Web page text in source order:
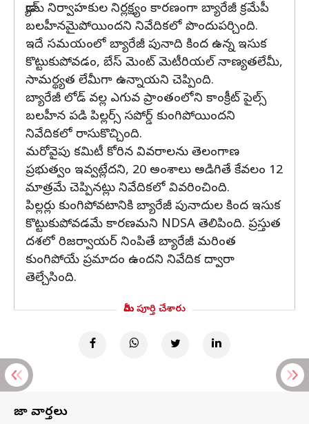
డ్యామ్ నిర్వాహకుల నిర్లక్ష్యం కారణంగా బ్యారేజీ క్రమేపీ
బలహీనమైపోయిందని నివేదికలో పొందుపర్చింది.
ఇదే సమయంలో బ్యారేజీ పునాది కింద ఉన్న ఇసుక
కొట్టుకుపోవడం, బేస్ మెంట్ మెటీరియల్ నాణ్యతలేమీ,
సామర్థ్యత లేమీగా ఉన్నాయని చెప్పింది.
బ్యారేజీ లోడ్ వల్ల ఎగువ ప్రాంతంలోని కాంక్రీట్ పైల్స్
బలహీన పడి పిల్లర్స్ సపోర్డ్ కుంగిపోయిందని
నివేదికలో రాసుకొచ్చింది.
మరోవైపు కమిటీ కోరిన వివరాలను తెలంగాణ
ప్రభుత్వం ఇవ్వట్లేదని, 20 అంశాలు అడిగితే కేవలం 12
మాత్రమే చెప్పినట్లు నివేదికలో వివరించింది.
పిల్లర్లు కుంగిపోవటానికి బ్యారేజీ పునాదుల కింద ఇసుక
కొట్టుకుపోవడమే కారణమని NDSA తెలిపింది. ప్రస్తుత
దశలో రిజర్వాయర్ నింపితే బ్యారేజీ మరింత
కుంగిపోయే ప్రమాదం ఉందని నివేదిక ద్వారా
తెల్చేసింది.
మీరు పూర్తి చేశారు
తాజా వార్తలు